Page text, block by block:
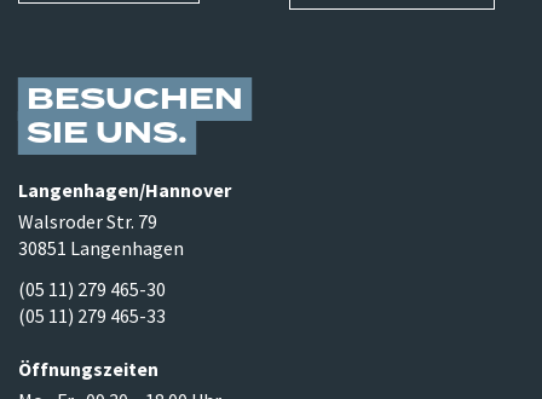
BESUCHEN
SIE UNS
Langenhagen/​Hannover
Walsroder Str. 79
30851 Langenhagen
(05 11) 279 465-30
(05 11) 279 465-33
Öffnungszeiten